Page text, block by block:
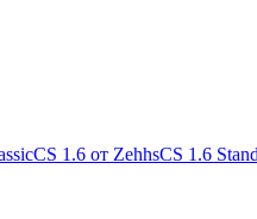
CS 1.6 от ZehhsCS 1.6